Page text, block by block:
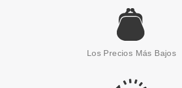
CHRISTIAN DIOR
CHRISTIAN DIOR HIGHER EDT
100 ML VAPO.
65.95€
Los Precios Más Bajos